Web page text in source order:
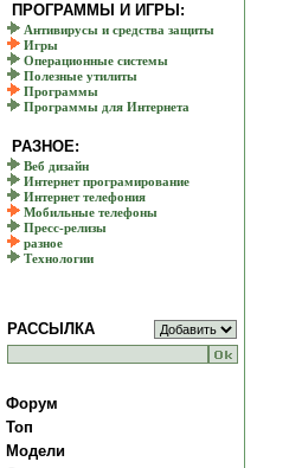
ПРОГРАММЫ И ИГРЫ:
Антивирусы и средства защиты
Игры
Операционные системы
Полезные утилиты
Программы
Программы для Интернета
РАЗНОЕ:
Веб дизайн
Интернет програмирование
Интернет телефония
Мобильные телефоны
Пресс-релизы
разное
Технологии
РАССЫЛКА
Форум
Топ
Модели